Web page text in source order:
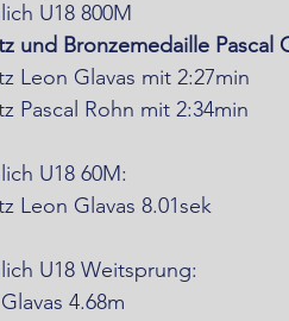
U18 800M
und Bronzemedaille Pascal
Leon Glavas mit 2:27min
Pascal Rohn mit 2:34min
U18 60M:
Leon Glavas 8.01sek
U18 Weitsprung:
4.68m